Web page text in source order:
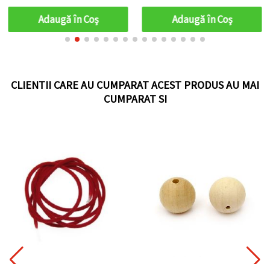
Adaugă în Coş Adaugă în Coş
CLIENTII CARE AU CUMPARAT ACEST PRODUS AU MAI
CUMPARAT SI